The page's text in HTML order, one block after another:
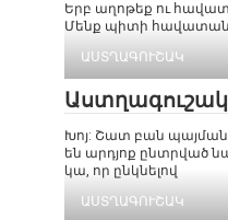
Երբ աղոթեք ու
Մենք պիտի
ԱՍՏՂԱԳՈՒՇԱԿ
Աստղագուշակ
Խոյ: Շատ բան
են արդյոք ընտրված
կա, որ ընկնելով
ԱՍՏՂԱԳՈՒՇԱԿ